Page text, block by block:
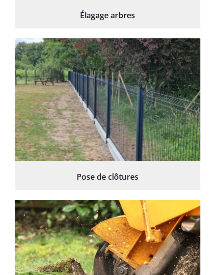
Élagage arbres
Pose de clôtures